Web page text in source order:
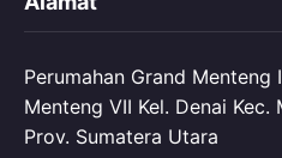
Perumahan Grand Menteng
Menteng VII Kel. Denai
Prov. Sumatera Utara